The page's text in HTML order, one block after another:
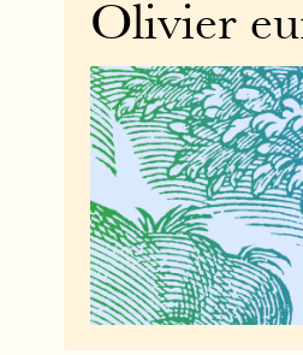
Olivier